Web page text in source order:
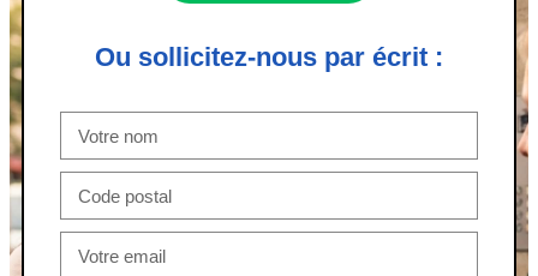
Ou sollicitez-nous par écrit :